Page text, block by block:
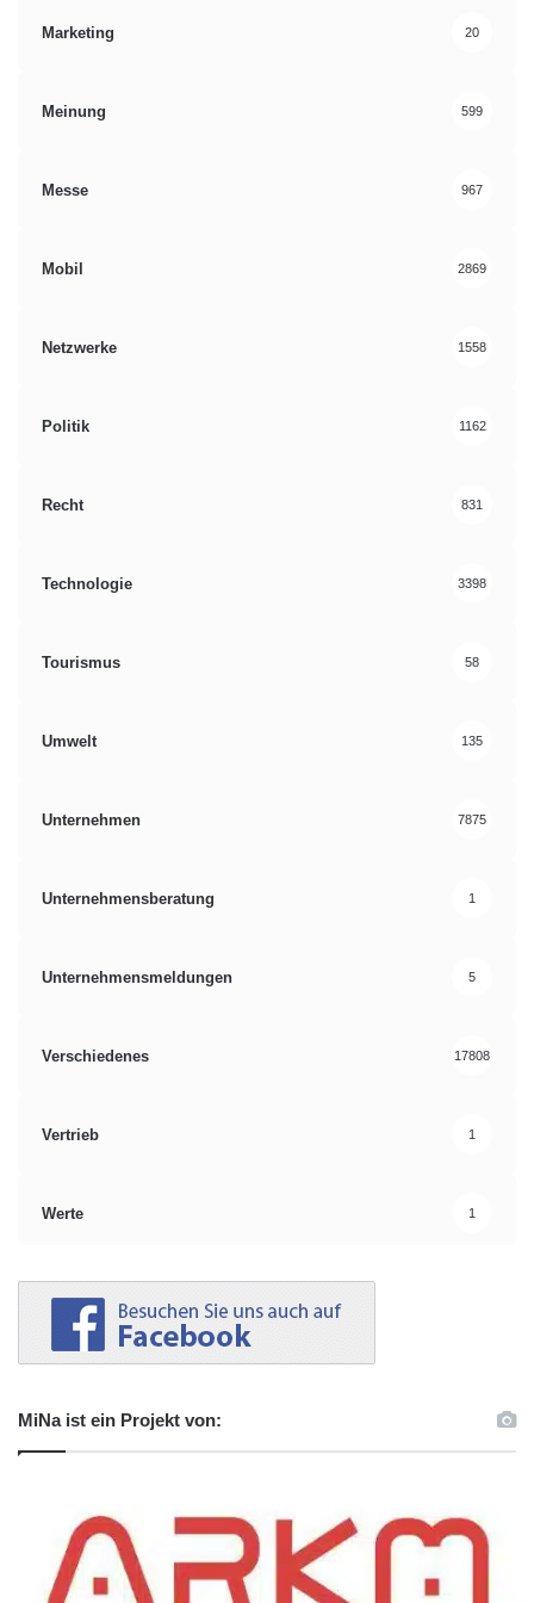
Marketing 20
Meinung 599
Messe 967
Mobil 2869
Netzwerke 1558
Politik 1162
Recht 831
Technologie 3398
Tourismus 58
Umwelt 135
Unternehmen 7875
Unternehmensberatung 1
Unternehmensmeldungen 5
Verschiedenes 17808
Vertrieb 1
Werte 1
MiNa ist ein Projekt von: